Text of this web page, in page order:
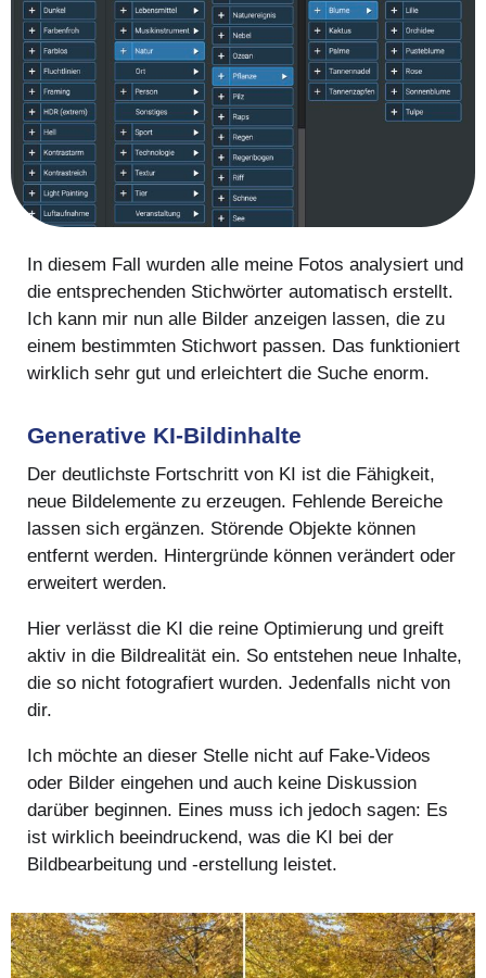
In diesem Fall wurden alle meine Fotos analysiert und
die entsprechenden Stichwörter automatisch erstellt.
Ich kann mir nun alle Bilder anzeigen lassen, die zu
einem bestimmten Stichwort passen. Das funktioniert
wirklich sehr gut und erleichtert die Suche enorm.
Generative KI-Bildinhalte
Der deutlichste Fortschritt von KI ist die Fähigkeit,
neue Bildelemente zu erzeugen. Fehlende Bereiche
lassen sich ergänzen. Störende Objekte können
entfernt werden. Hintergründe können verändert oder
erweitert werden.
Hier verlässt die KI die reine Optimierung und greift
aktiv in die Bildrealität ein. So entstehen neue Inhalte,
die so nicht fotografiert wurden. Jedenfalls nicht von
dir.
Ich möchte an dieser Stelle nicht auf Fake-Videos
oder Bilder eingehen und auch keine Diskussion
darüber beginnen. Eines muss ich jedoch sagen: Es
ist wirklich beeindruckend, was die KI bei der
Bildbearbeitung und -erstellung leistet.